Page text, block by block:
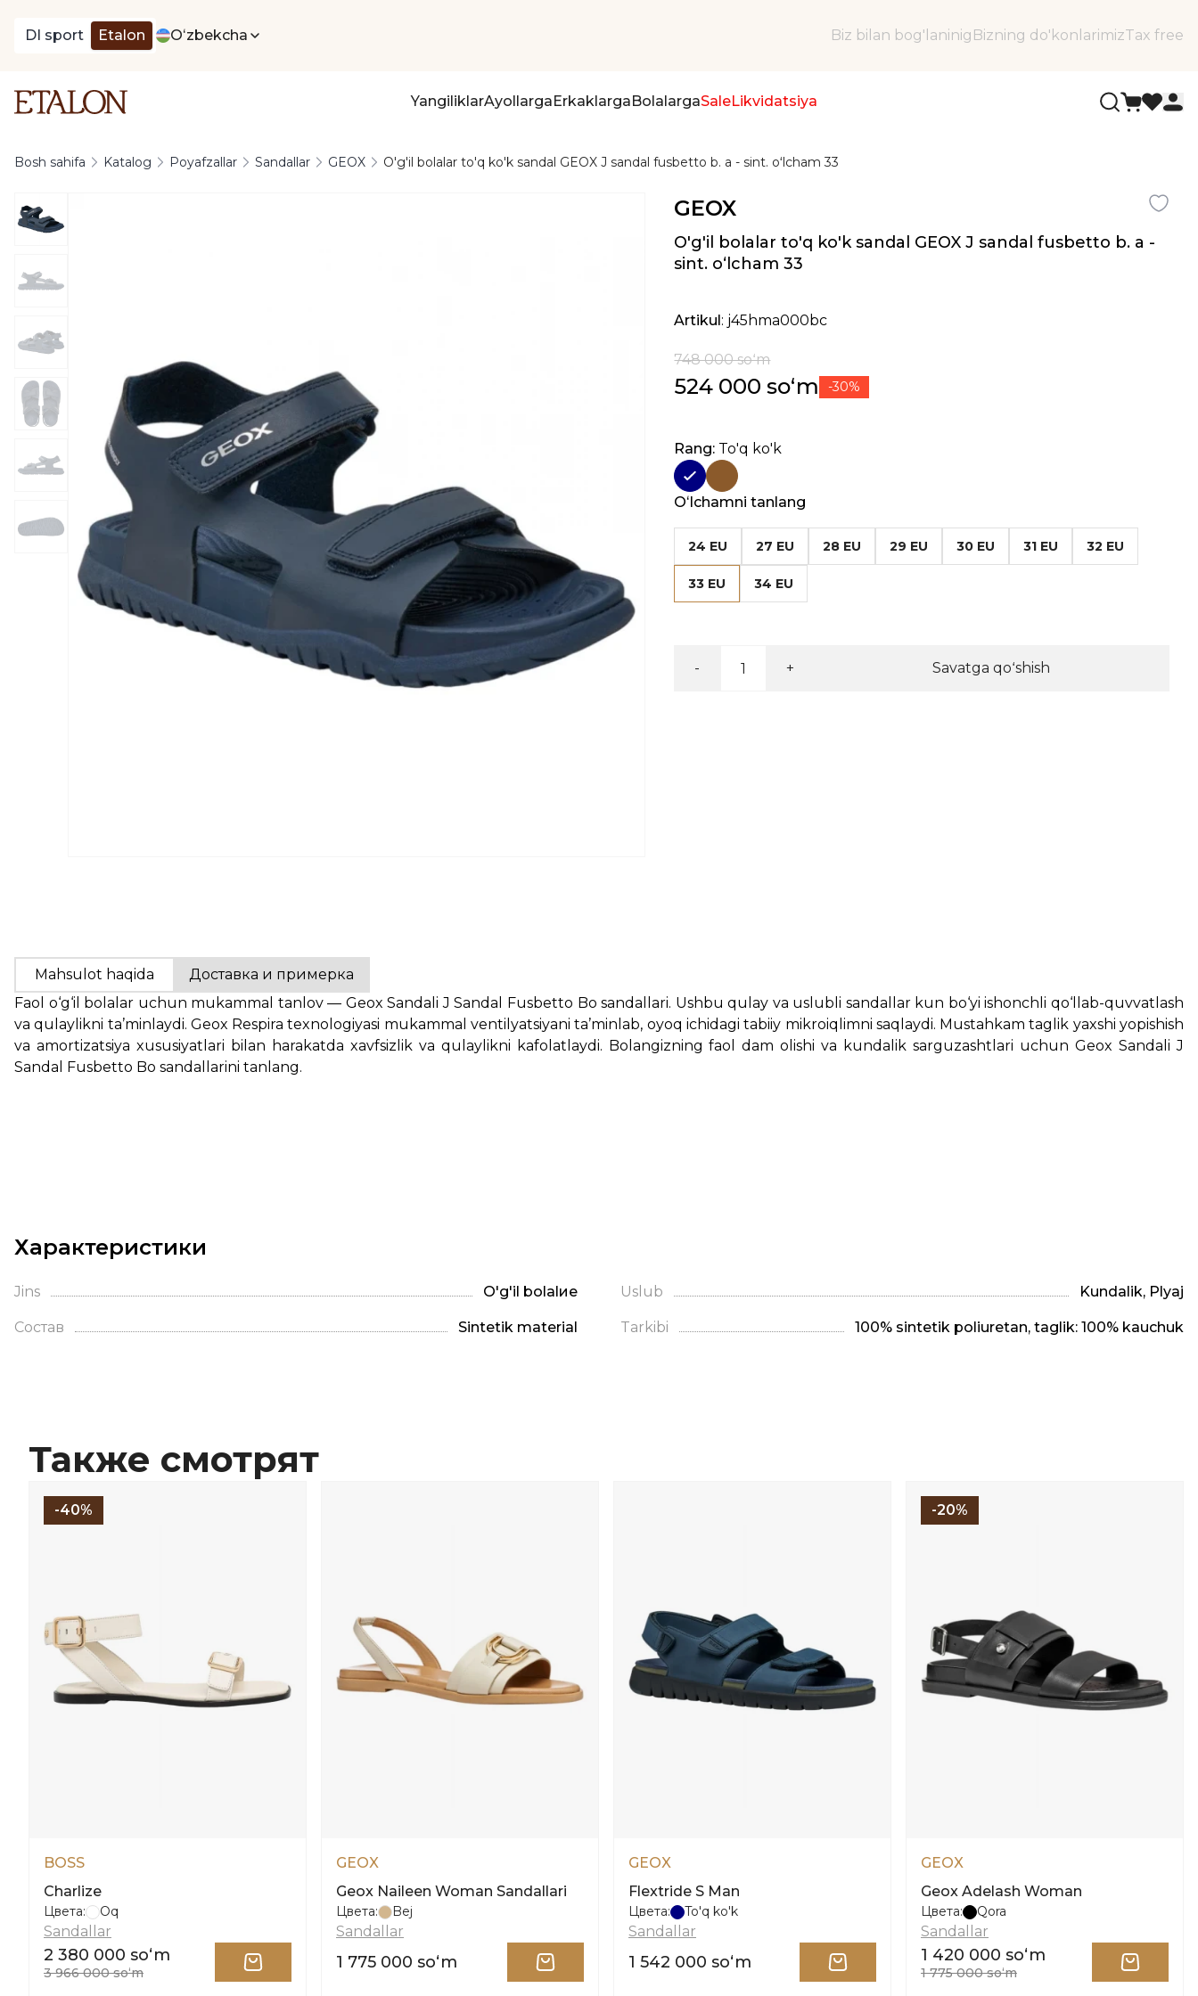
DI sport Etalon Oʻzbekcha Biz bilan bog'laninig Bizning do'konlarimizTax free
YangiliklarAyollargaErkaklargaBolalargaSaleLikvidatsiya
Bosh sahifa Katalog Poyafzallar Sandallar GEOX O'g'il bolalar to'q ko'k sandal GEOX J sandal fusbetto b. a - sint. oʻlcham 33
GEOX
O'g'il bolalar to'q ko'k sandal GEOX J sandal fusbetto b. a -
sint. oʻlcham 33
Artikul: j45hma000bc
748 000 soʻm
524 000 soʻm -30%
Rang: To'q ko'k
Oʻlchamni tanlang
24 EU 27 EU 28 EU 29 EU 30 EU 31 EU 32 EU
33 EU 34 EU
- + Savatga qoʻshish
Mahsulot haqida
Доставка и примерка
Faol o‘g‘il bolalar uchun mukammal tanlov — Geox Sandali J Sandal Fusbetto Bo sandallari. Ushbu qulay va uslubli sandallar kun bo‘yi ishonchli qo‘llab-quvvatlash
va qulaylikni ta’minlaydi. Geox Respira texnologiyasi mukammal ventilyatsiyani ta’minlab, oyoq ichidagi tabiiy mikroiqlimni saqlaydi. Mustahkam taglik yaxshi yopishish
va amortizatsiya xususiyatlari bilan harakatda xavfsizlik va qulaylikni kafolatlaydi. Bolangizning faol dam olishi va kundalik sarguzashtlari uchun Geox Sandali J
Sandal Fusbetto Bo sandallarini tanlang.
Характеристики
Jins O'g'il bolalие Uslub Kundalik, Plyaj
Состав Sintetik material Tarkibi 100% sintetik poliuretan, taglik: 100% kauchuk
Также смотрят
-40%
BOSS
Charlize
Цвета: Oq
Sandallar
2 380 000 soʻm
3 966 000 soʻm
GEOX
Geox Naileen Woman Sandallari
Цвета: Bej
Sandallar
1 775 000 soʻm
GEOX
Flextride S Man
Цвета: To'q ko'k
Sandallar
1 542 000 soʻm
-20%
GEOX
Geox Adelash Woman
Цвета: Qora
Sandallar
1 420 000 soʻm
1 775 000 soʻm